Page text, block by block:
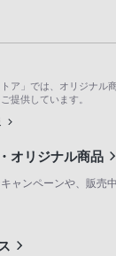
ア」では、オリジナル
提供しています。
オリジナル商品
ャンペーンや、販売